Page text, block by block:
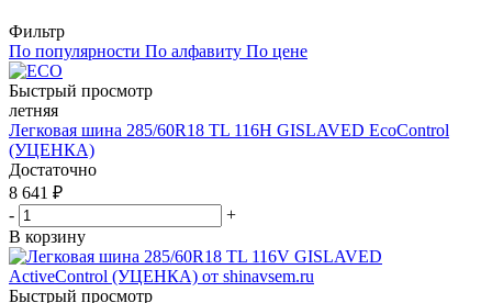
Фильтр
По популярности По алфавиту По цене
Быстрый просмотр
летняя
Легковая шина 285/60R18 TL 116Н GISLAVED EcoControl
(УЦЕНКА)
Достаточно
8 641 ₽
-
+
В корзину
Быстрый просмотр